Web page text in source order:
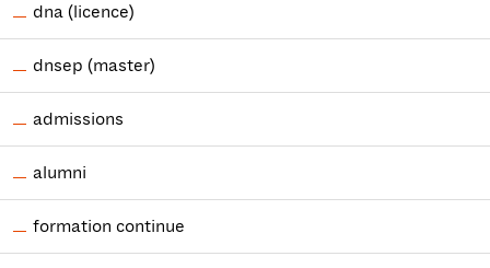
dna (licence)
dnsep (master)
admissions
alumni
formation continue